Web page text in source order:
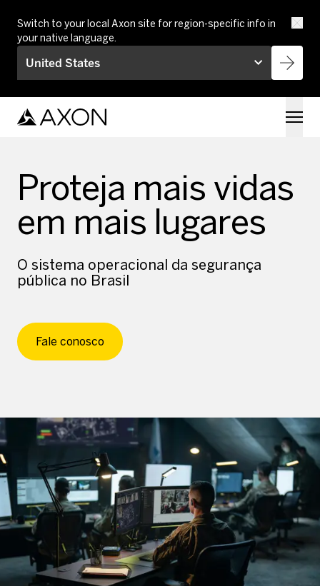
Switch to your local Axon site for region-specific info in
your native language.
United States
Proteja mais vidas
em mais lugares
O sistema operacional da segurança
pública no Brasil
Fale conosco